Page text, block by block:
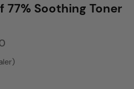
77% Soothing Toner